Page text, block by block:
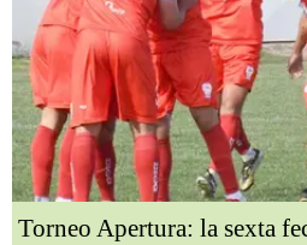
Torneo Apertura: la sexta